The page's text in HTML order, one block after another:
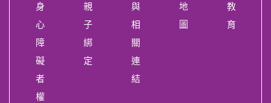
身
心
障
礙
者
權
親
子
綁
定
與
相
關
連
結
地
圖
教
育